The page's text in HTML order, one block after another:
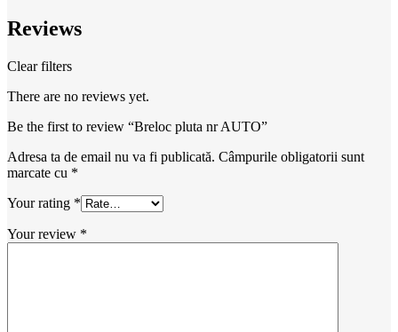
Reviews
Clear filters
There are no reviews yet.
Be the first to review “Breloc pluta nr AUTO”
Adresa ta de email nu va fi publicată. Câmpurile obligatorii sunt
marcate cu *
Your rating *
Your review *